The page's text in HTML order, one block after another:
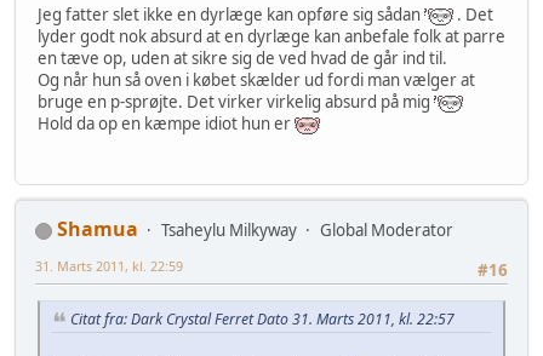
Jeg fatter slet ikke en dyrlæge kan opføre sig sådan
. Det
lyder godt nok absurd at en dyrlæge kan anbefale folk at parre
en tæve op, uden at sikre sig de ved hvad de går ind til.
Og når hun så oven i købet skælder ud fordi man vælger at
bruge en p-sprøjte. Det virker virkelig absurd på mig
Hold da op en kæmpe idiot hun er
Shamua Tsaheylu Milkyway
Global Moderator
#16
31. Marts 2011, kl. 22:59
Citat fra: Dark Crystal Ferret Dato 31. Marts 2011, kl. 22:57